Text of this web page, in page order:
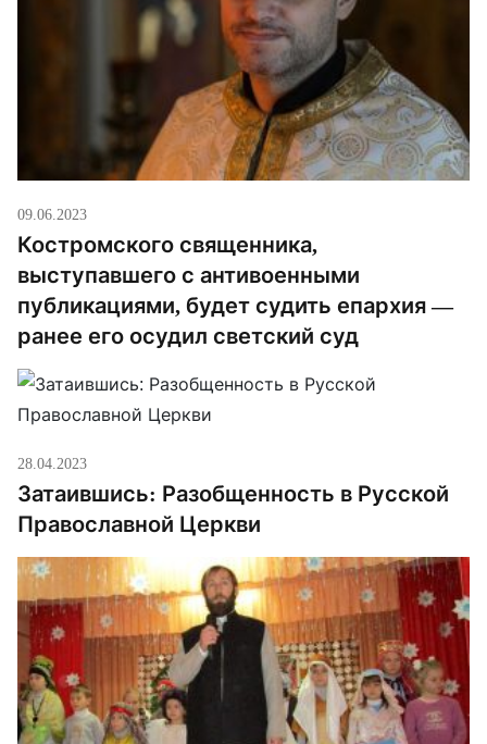
09.06.2023
Костромского священника,
выступавшего с антивоенными
публикациями, будет судить епархия —
ранее его осудил светский суд
28.04.2023
Затаившись: Разобщенность в Русской
Православной Церкви